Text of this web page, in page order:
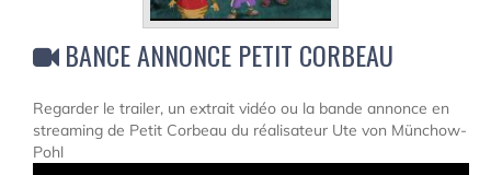
BANCE ANNONCE PETIT CORBEAU
Regarder le trailer, un extrait vidéo ou la bande annonce en
streaming de Petit Corbeau du réalisateur Ute von Münchow-
Pohl